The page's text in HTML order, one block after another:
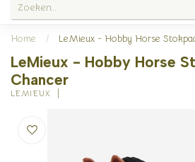
Home / LeMieux - Hobby Horse
LeMieux - Hobby Horse
Chancer
LEMIEUX